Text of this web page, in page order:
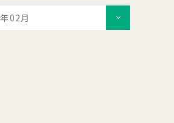
02月